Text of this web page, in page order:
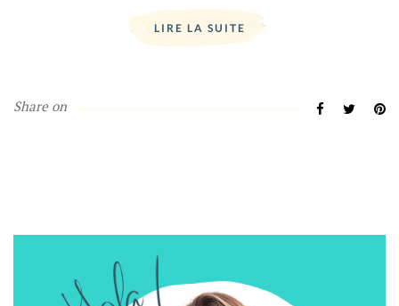
LIRE LA SUITE
Share on